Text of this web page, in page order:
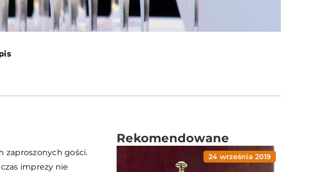
zaproszonych gości.
imprezy nie
Rekomendowane
24 września 2019